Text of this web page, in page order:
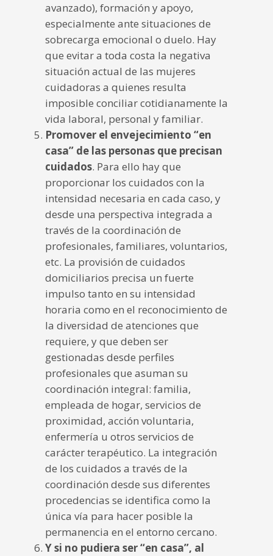
avanzado), formación y apoyo,
especialmente ante situaciones de
sobrecarga emocional o duelo. Hay
que evitar a toda costa la negativa
situación actual de las mujeres
cuidadoras a quienes resulta
imposible conciliar cotidianamente la
vida laboral, personal y familiar.
Promover el envejecimiento “en
casa” de las personas que precisan
cuidados. Para ello hay que
proporcionar los cuidados con la
intensidad necesaria en cada caso, y
desde una perspectiva integrada a
través de la coordinación de
profesionales, familiares, voluntarios,
etc. La provisión de cuidados
domiciliarios precisa un fuerte
impulso tanto en su intensidad
horaria como en el reconocimiento de
la diversidad de atenciones que
requiere, y que deben ser
gestionadas desde perfiles
profesionales que asuman su
coordinación integral: familia,
empleada de hogar, servicios de
proximidad, acción voluntaria,
enfermería u otros servicios de
carácter terapéutico. La integración
de los cuidados a través de la
coordinación desde sus diferentes
procedencias se identifica como la
única vía para hacer posible la
permanencia en el entorno cercano.
Y si no pudiera ser “en casa”, al